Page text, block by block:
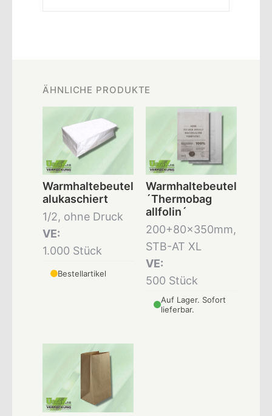
ÄHNLICHE PRODUKTE
Warmhaltebeutel
alukaschiert
1/2, ohne Druck
VE:
1.000 Stück
Bestellartikel
Warmhaltebeutel
´Thermobag
allfolin´
200+80x350mm,
STB-AT XL
VE:
500 Stück
Auf Lager. Sofort
lieferbar.